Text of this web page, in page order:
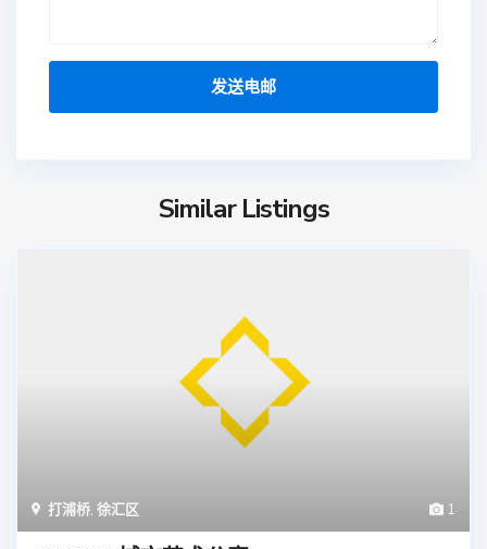
Similar Listings
1
打浦桥, 徐汇区